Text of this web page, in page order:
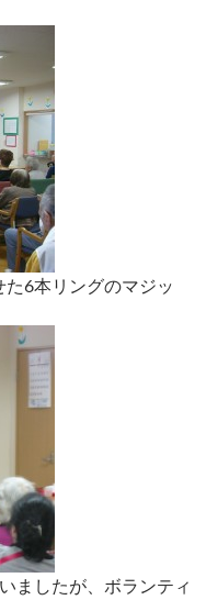
6本リングのマジッ
ましたが、ボランティ